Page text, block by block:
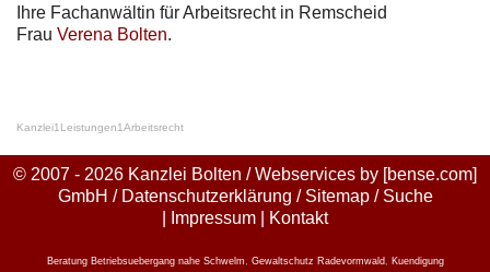
Ihre Fachanwältin für Arbeitsrecht in Remscheid
Frau Verena Bolten.
Kanzlei1 Leistungen1Arbeitsrecht
© 2007 - 2026 Kanzlei Bolten / Webservices by [bense.com]
GmbH / Datenschutzerklärung / Sitemap/ Suche
Impressum Kontakt
Beratung Betriebsuebergang nahe Schwelm Gewaltschutz Radevormwald Kuendigung